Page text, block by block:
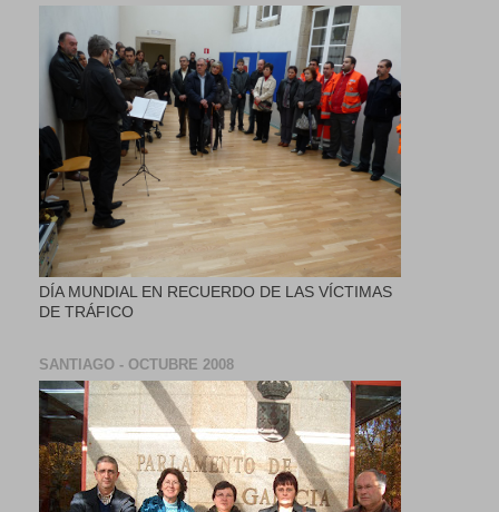
DÍA MUNDIAL EN RECUERDO DE LAS VÍCTIMAS
DE TRÁFICO
SANTIAGO - OCTUBRE 2008